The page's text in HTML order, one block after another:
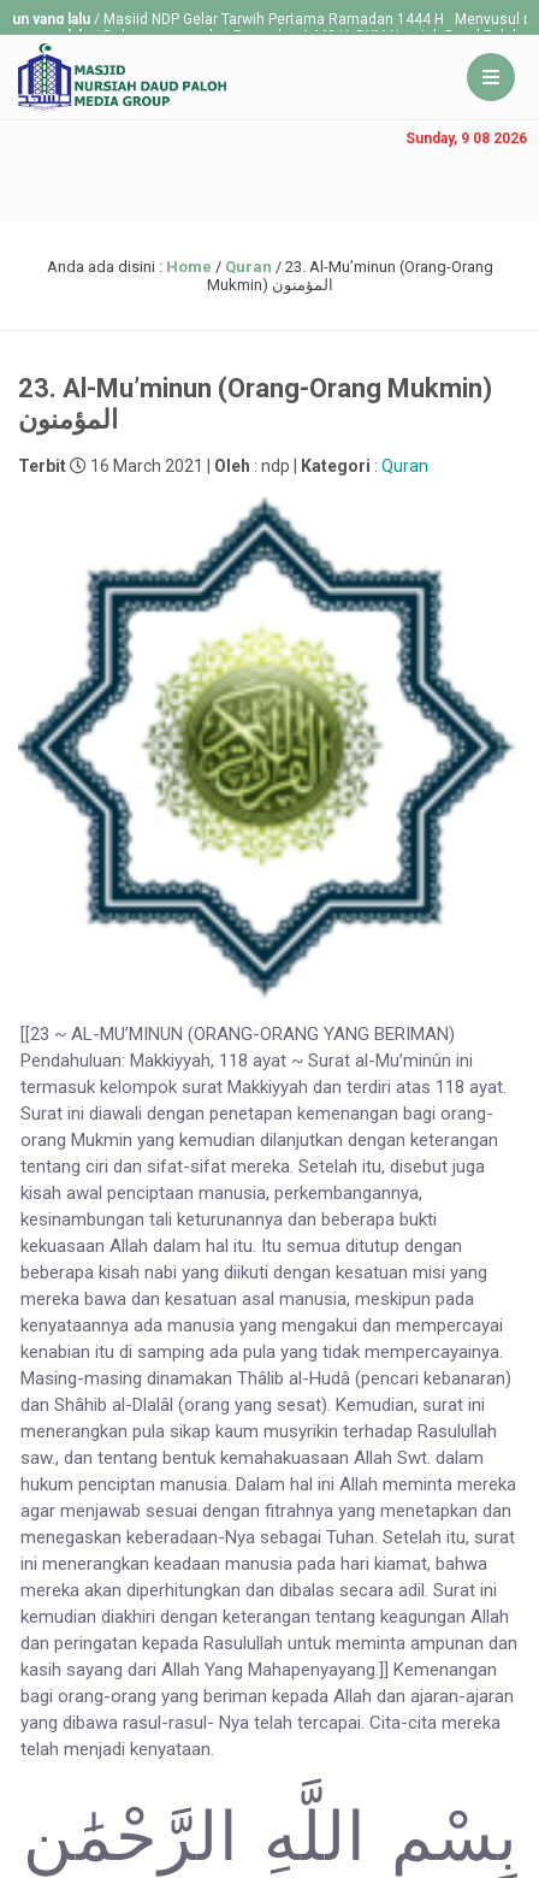
/ Masjid NDP Gelar Tarwih Pertama Ramadan 1444 H Menyusul penetapan
/ Dalam menyambut Ramadan 1443 H, DKM Nursiah Daud Paloh
Sunday, 9 08 2026
Anda ada disini : Home / Quran / 23. Al-Mu’minun (Orang-Orang
Mukmin) المؤمنون
23. Al-Mu’minun (Orang-Orang Mukmin)
المؤمنون
Terbit 16 March 2021 | Oleh : ndp | Kategori : Quran
[[23 ~ AL-MU’MINUN (ORANG-ORANG YANG BERIMAN)
Pendahuluan: Makkiyyah, 118 ayat ~ Surat al-Mu’minûn ini
termasuk kelompok surat Makkiyyah dan terdiri atas 118 ayat.
Surat ini diawali dengan penetapan kemenangan bagi orang-
orang Mukmin yang kemudian dilanjutkan dengan keterangan
tentang ciri dan sifat-sifat mereka. Setelah itu, disebut juga
kisah awal penciptaan manusia, perkembangannya,
kesinambungan tali keturunannya dan beberapa bukti
kekuasaan Allah dalam hal itu. Itu semua ditutup dengan
beberapa kisah nabi yang diikuti dengan kesatuan misi yang
mereka bawa dan kesatuan asal manusia, meskipun pada
kenyataannya ada manusia yang mengakui dan mempercayai
kenabian itu di samping ada pula yang tidak mempercayainya.
Masing-masing dinamakan Thâlib al-Hudâ (pencari kebanaran)
dan Shâhib al-Dlalâl (orang yang sesat). Kemudian, surat ini
menerangkan pula sikap kaum musyrikin terhadap Rasulullah
saw., dan tentang bentuk kemahakuasaan Allah Swt. dalam
hukum penciptan manusia. Dalam hal ini Allah meminta mereka
agar menjawab sesuai dengan fitrahnya yang menetapkan dan
menegaskan keberadaan-Nya sebagai Tuhan. Setelah itu, surat
ini menerangkan keadaan manusia pada hari kiamat, bahwa
mereka akan diperhitungkan dan dibalas secara adil. Surat ini
kemudian diakhiri dengan keterangan tentang keagungan Allah
dan peringatan kepada Rasulullah untuk meminta ampunan dan
kasih sayang dari Allah Yang Mahapenyayang.]] Kemenangan
bagi orang-orang yang beriman kepada Allah dan ajaran-ajaran
yang dibawa rasul-rasul- Nya telah tercapai. Cita-cita mereka
telah menjadi kenyataan.
بِسْمِ اللَّهِ الرَّحْمَٰنِ